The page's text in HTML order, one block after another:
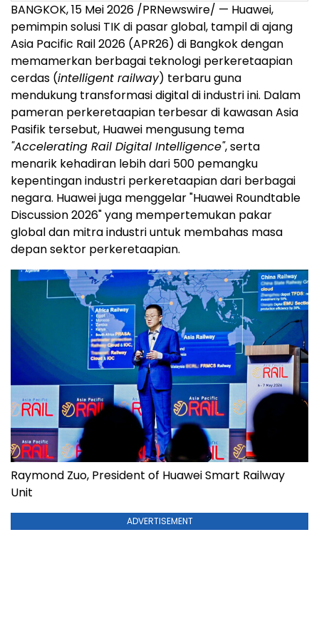
BANGKOK, 15 Mei 2026 /PRNewswire/ — Huawei,
pemimpin solusi TIK di pasar global, tampil di ajang
Asia Pacific Rail 2026 (APR26) di Bangkok dengan
memamerkan berbagai teknologi perkeretaapian
cerdas (intelligent railway) terbaru guna
mendukung transformasi digital di industri ini. Dalam
pameran perkeretaapian terbesar di kawasan Asia
Pasifik tersebut, Huawei mengusung tema
"Accelerating Rail Digital Intelligence", serta
menarik kehadiran lebih dari 500 pemangku
kepentingan industri perkeretaapian dari berbagai
negara. Huawei juga menggelar "Huawei Roundtable
Discussion 2026" yang mempertemukan pakar
global dan mitra industri untuk membahas masa
depan sektor perkeretaapian.
Raymond Zuo, President of Huawei Smart Railway
Unit
ADVERTISEMENT